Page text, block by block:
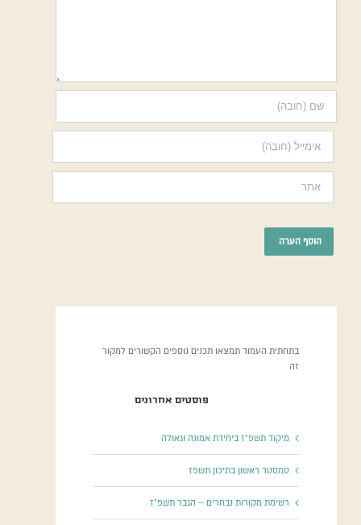
בתחתית העמוד תמצאו תכנים נוספים הקשורים למקור
זה
פוסטים אחרונים
מיקוד תשפ”ז ביחידת אמונה וגאולה
סמסטר ראשון בתיכון תשפז
רשימת מקורות נבחרים – הגבר תשפ”ז